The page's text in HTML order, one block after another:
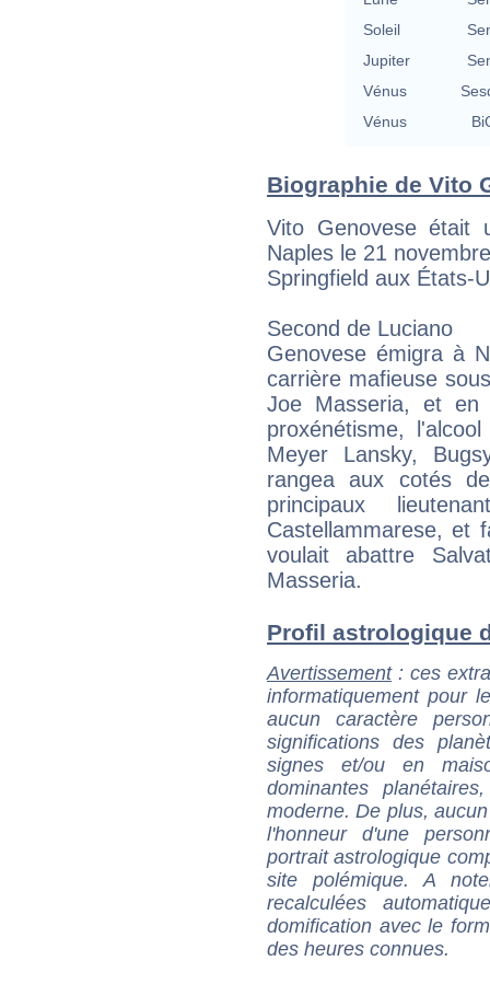
Soleil
Jupiter
Vénus
Vénus
Biographie de Vito
Vito Genovese était
Naples le 21
Springfield aux États-
Second de Luciano
Genovese émigra à
carrière mafieuse
Joe Masseria, et en
proxénétisme,
Meyer Lansky,
rangea aux cotés
principaux
Castellammarese, et
voulait abattre
Masseria.
Profil astrologique
Avertissement: ces
informatiquement pour
aucun caractère
significations des
signes et/ou en
dominantes
moderne. De plus,
l'honneur d'une
portrait astrologique
site polémique. A
recalculées
domification avec le
des heures connues.